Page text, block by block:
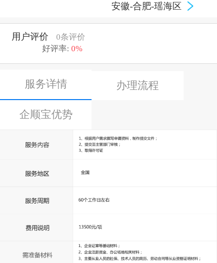
安徽-合肥-瑶海区
用户评价
0条评价
好评率: 0%
服务详情 办理流程
企顺宝优势